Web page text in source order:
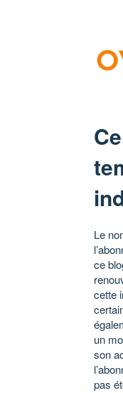
Le
ce
cette
un
son
pas